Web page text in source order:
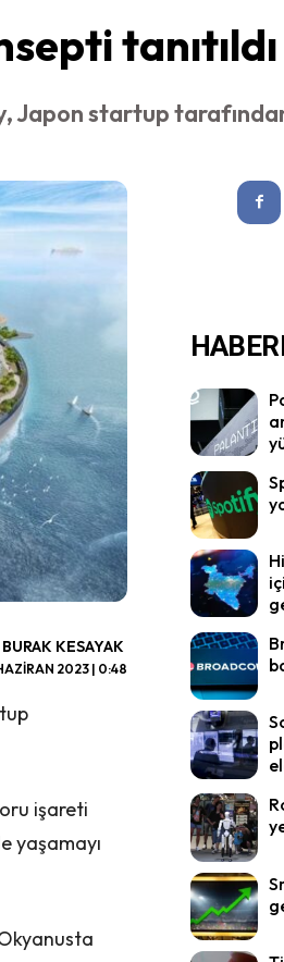
tanıtıldı
Japon startup
BURAK KESAYAK
2023 | 0:48
işareti
yaşamayı